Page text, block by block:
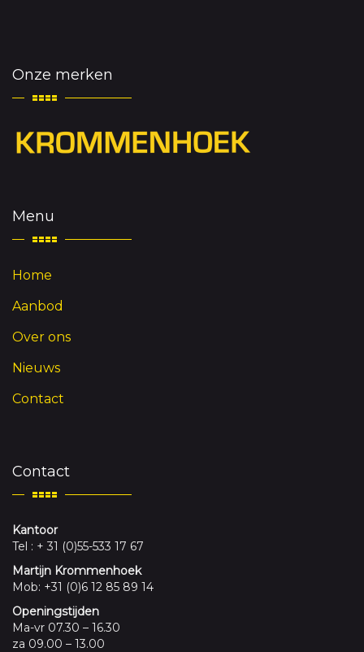
Onze merken
Menu
Home
Aanbod
Over ons
Nieuws
Contact
Contact
Kantoor
Tel : + 31 (0)55-533 17 67
Martijn Krommenhoek
Mob: +31 (0)6 12 85 89 14
Openingstijden
Ma-vr 07.30 – 16.30
za 09.00 – 13.00